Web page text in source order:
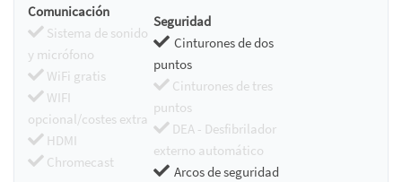
Comunicación
Sistema de sonido
y micrófono
WiFi gratis
WIFI
opcional/costes extra
HDMI
Chromecast
Seguridad
Cinturones de dos
puntos
Cinturones de tres
puntos
DEA - Desfibrilador
externo automático
Arcos de seguridad